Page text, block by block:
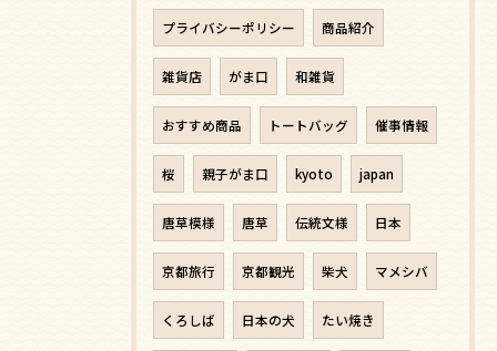
プライバシーポリシー 商品紹介
雑貨店 がま口 和雑貨
おすすめ商品 トートバッグ 催事情報
桜 親子がま口 kyoto japan
唐草模様 唐草 伝統文様 日本
京都旅行 京都観光 柴犬 マメシバ
くろしば 日本の犬 たい焼き